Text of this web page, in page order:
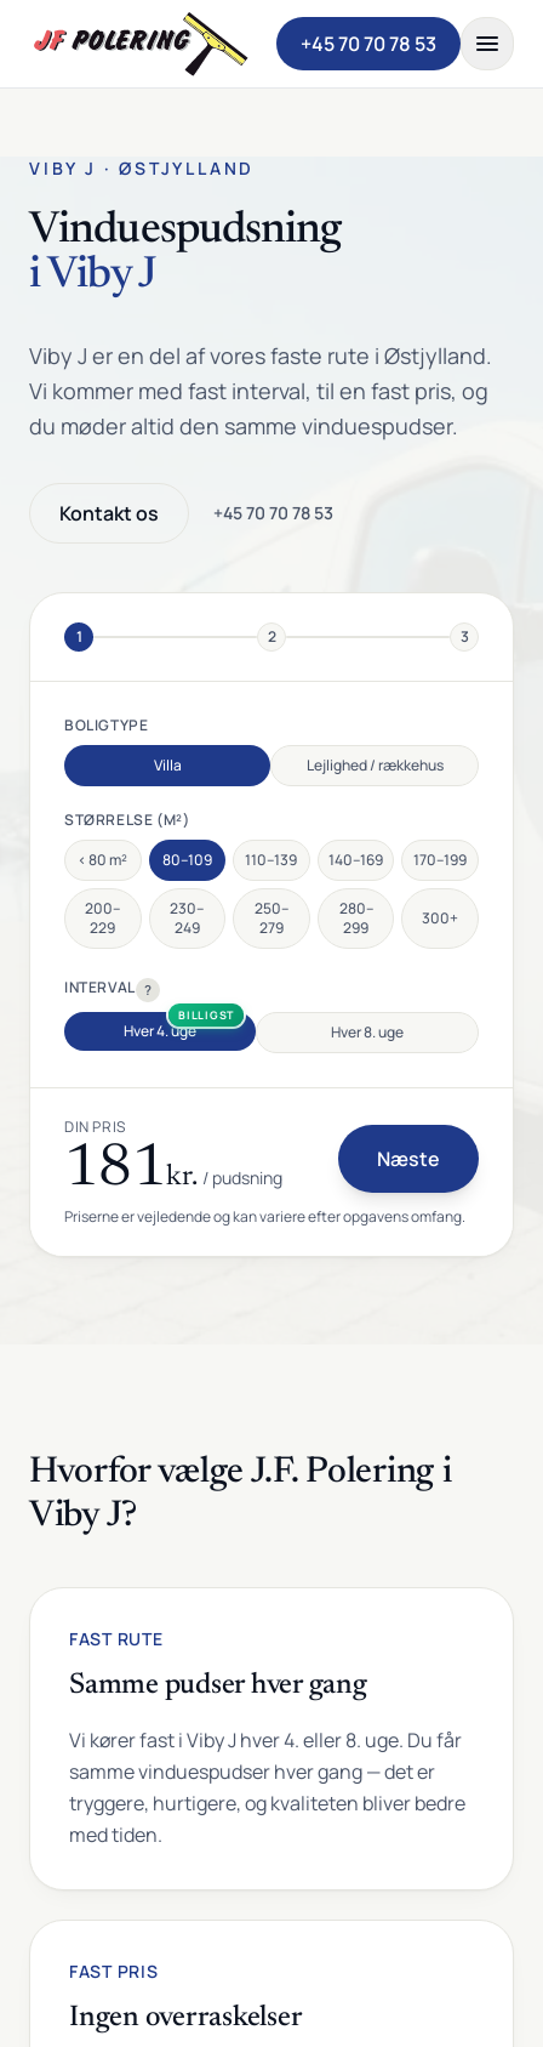
+45 70 70 78 53
VIBY J · ØSTJYLLAND
Vinduespudsning
i Viby J
Viby J er en del af vores faste rute i Østjylland.
Vi kommer med fast interval, til en fast pris, og
du møder altid den samme vinduespudser.
Kontakt os +45 70 70 78 53
1 2 3
BOLIGTYPE
Villa
Lejlighed / rækkehus
STØRRELSE (M²)
< 80 m²
80–109 110–139 140–169 170–199
200–
229
230–
249
250–
279
280–
299
300+
INTERVAL ?
Hver 4. uge
BILLIGST
Hver 8. uge
DIN PRIS
181kr. / pudsning
Næste
Priserne er vejledende og kan variere efter opgavens omfang.
Hvorfor vælge J.F. Polering i
Viby J?
FAST RUTE
Samme pudser hver gang
Vi kører fast i Viby J hver 4. eller 8. uge. Du får
samme vinduespudser hver gang — det er
tryggere, hurtigere, og kvaliteten bliver bedre
med tiden.
FAST PRIS
Ingen overraskelser